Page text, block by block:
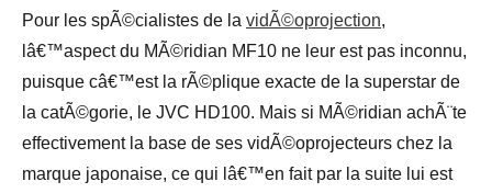
Pour les spÃ©cialistes de la vidÃ©oprojection,
lâ€™aspect du MÃ©ridian MF10 ne leur est pas inconnu,
puisque câ€™est la rÃ©plique exacte de la superstar de
la catÃ©gorie, le JVC HD100. Mais si MÃ©ridian achÃ¨te
effectivement la base de ses vidÃ©oprojecteurs chez la
marque japonaise, ce qui lâ€™en fait par la suite lui est